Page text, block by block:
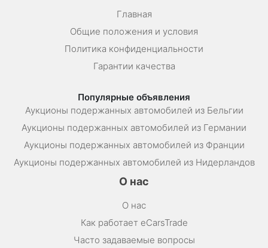
Главная
Общие положения и условия
Политика конфиденциальности
Гарантии качества
Популярные объявления
Аукционы подержанных автомобилей из Бельгии
Аукционы подержанных автомобилей из Германии
Аукционы подержанных автомобилей из Франции
Аукционы подержанных автомобилей из Нидерландов
О нас
О нас
Как работает eCarsTrade
Часто задаваемые вопросы